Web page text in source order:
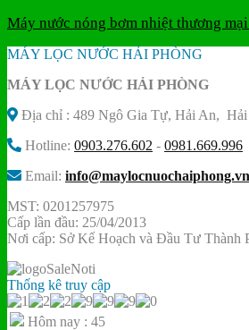
Máy nước nóng bơm nhiệt thương
MÁY LỌC NƯỚC HẢI PHÒNG
MÁY LỌC NƯỚC HẢI PHÒNG
Địa chỉ : 489 Ngô Gia Tự, Hải An, Hải
Hotline: 0903.276.602 - 0981.669.996
Email: info@maylocnuochaiphong.vn
MST: 0201257975
Cấp lần đầu: 25/04/2013
Nơi cấp: Sở Kế Hoạch và Đầu Tư Thành
Thống kê truy cập
Hôm nay : 45